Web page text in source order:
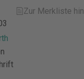
Zur Merkliste